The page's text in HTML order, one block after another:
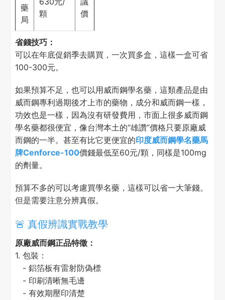
藥
局
顆
價
省錢技巧：
可以在年底促銷季去購買，一次買多盒，這樣一盒可省
100-300元。
如果預算不足，也可以用威而鋼學名藥，這類產品是由
威而鋼專利過期後才上市的藥物，成分和威而鋼一樣，
功效也是一樣，因為沒有研發費用，市面上很多威而鋼
學名藥都很便宜，像台灣本土的“雄讚”價格只要原廠威
而鋼的一半。甚至有比它更便宜的印度威而鋼學名藥馬
牌Cenforce-100價錢最低至60元/顆，同樣是100mg
的劑量。
預算不多的可以考慮買學名藥，這樣可以省一大筆錢。
但是需要注意分辨真假。
🚨 真假辨識實戰教學
原廠威而鋼正品特徵：
1. 包裝：
- 鋁箔板有雷射防偽標
- 印刷清晰無毛邊
- 有效期壓印清楚